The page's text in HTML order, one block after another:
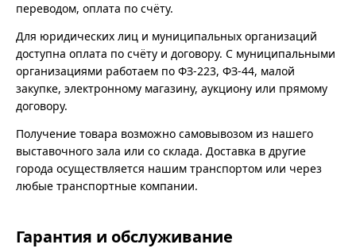
переводом, оплата по счёту.
Для юридических лиц и муниципальных организаций
доступна оплата по счёту и договору. С муниципальными
организациями работаем по ФЗ-223, ФЗ-44, малой
закупке, электронному магазину, аукциону или прямому
договору.
Получение товара возможно самовывозом из нашего
выставочного зала или со склада. Доставка в другие
города осуществляется нашим транспортом или через
любые транспортные компании.
Гарантия и обслуживание